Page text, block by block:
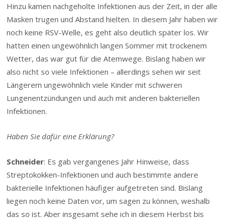
Hinzu kamen nachgeholte Infektionen aus der Zeit, in der alle
Masken trugen und Abstand hielten. In diesem Jahr haben wir
noch keine RSV-Welle, es geht also deutlich später los. Wir
hatten einen ungewöhnlich langen Sommer mit trockenem
Wetter, das war gut für die Atemwege. Bislang haben wir
also nicht so viele Infektionen – allerdings sehen wir seit
Längerem ungewöhnlich viele Kinder mit schweren
Lungenentzündungen und auch mit anderen bakteriellen
Infektionen.
Haben Sie dafür eine Erklärung?
Schneider: Es gab vergangenes Jahr Hinweise, dass
Streptokokken-Infektionen und auch bestimmte andere
bakterielle Infektionen häufiger aufgetreten sind. Bislang
liegen noch keine Daten vor, um sagen zu können, weshalb
das so ist. Aber insgesamt sehe ich in diesem Herbst bis